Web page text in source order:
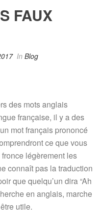
FAUX
In Blog
des mots anglais
française, il y a des
mot français prononcé
ce que vous
légèrement les
connaît pas la traduction
que quelqu’un dira “Ah
en anglais, marche
utile.